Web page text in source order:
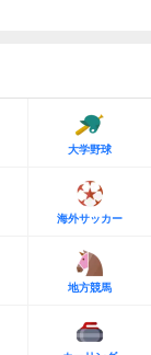
大学野球
海外サッカー
地方競馬